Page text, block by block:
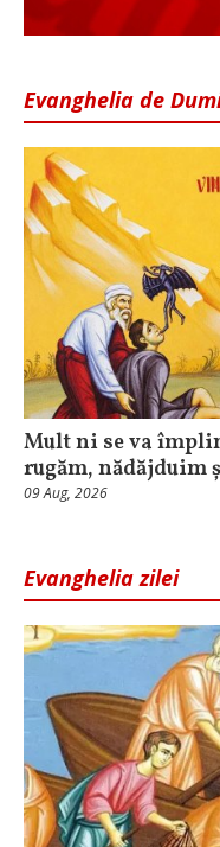
Evanghelia de
Mult ni se va
rugăm, nădăjduim
09 Aug, 2026
Evanghelia zilei